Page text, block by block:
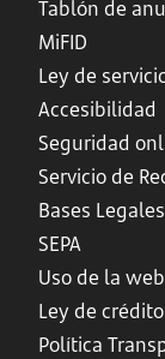
Tablón de
MiFID
Ley de
Accesibilidad
Seguridad
Servicio de
Bases
SEPA
Uso de la web
Ley de
Política